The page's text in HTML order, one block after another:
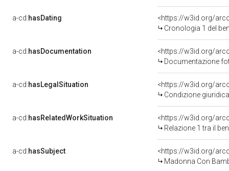
a-cd:hasDating
<https://w3id.org/
Cronologia 1 del
a-cd:hasDocumentation
Documentazione
a-cd:hasLegalSituation
<https://w3id.org/
Condizione
a-cd:hasRelatedWorkSituation
<https://w3id.org/
Relazione 1 tra il
a-cd:hasSubject
<https://w3id.org/
Madonna Con